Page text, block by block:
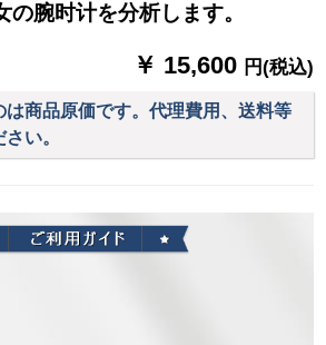
腕时计を分析します。
￥ 15,600 円(税込)
は商品原価です。代理費用、送料等
い。